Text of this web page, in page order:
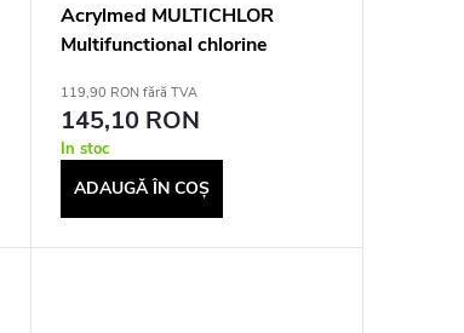
Acrylmed MULTICHLOR
Multifunctional chlorine
119,90 RON fără TVA
145,10 RON
In stoc
ADAUGĂ ÎN COŞ